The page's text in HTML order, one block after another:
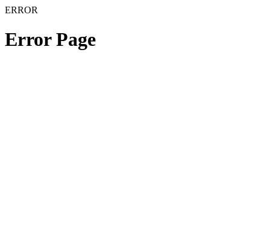
ERROR
Error Page